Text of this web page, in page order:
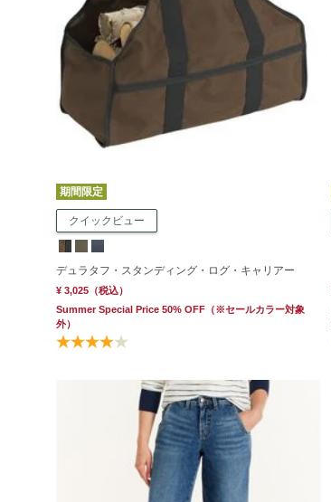
期間限定
クイックビュー
デュラタフ・スタンディング・ログ・キャリアー
¥ 3,025 （税込）
Summer Special Price 50% OFF （※セールカラー対象
外）